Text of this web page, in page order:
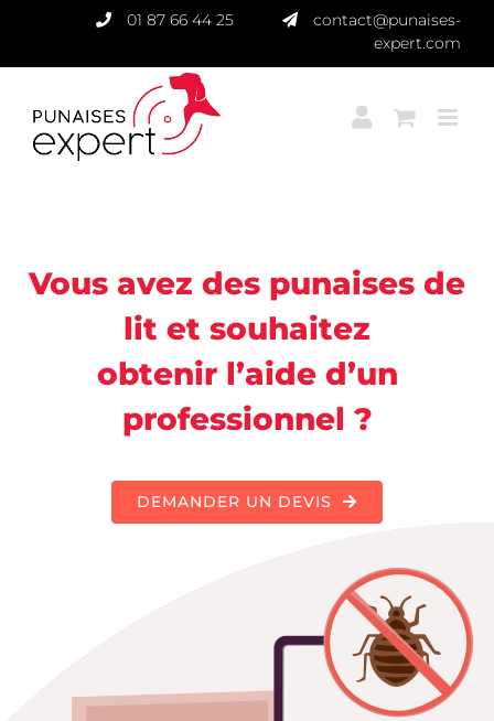
contenu
01 87 66 44 25
contact@punaises-
expert.com
Vous avez des punaises de
lit et souhaitez
obtenir l’aide d’un
professionnel ?
DEMANDER UN DEVIS